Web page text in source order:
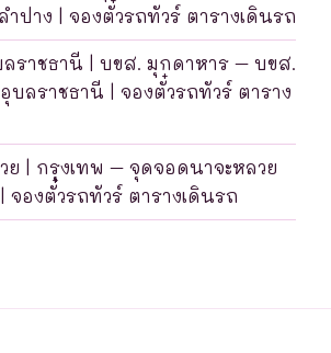
ำปาง | จองตั๋วรถทัวร์ ตารางเดินรถ
ราชธานี | บขส. มุกดาหาร – บขส.
บลราชธานี | จองตั๋วรถทัวร์ ตาราง
ย | กรุงเทพ – จุดจอดนาจะหลวย
จองตั๋วรถทัวร์ ตารางเดินรถ